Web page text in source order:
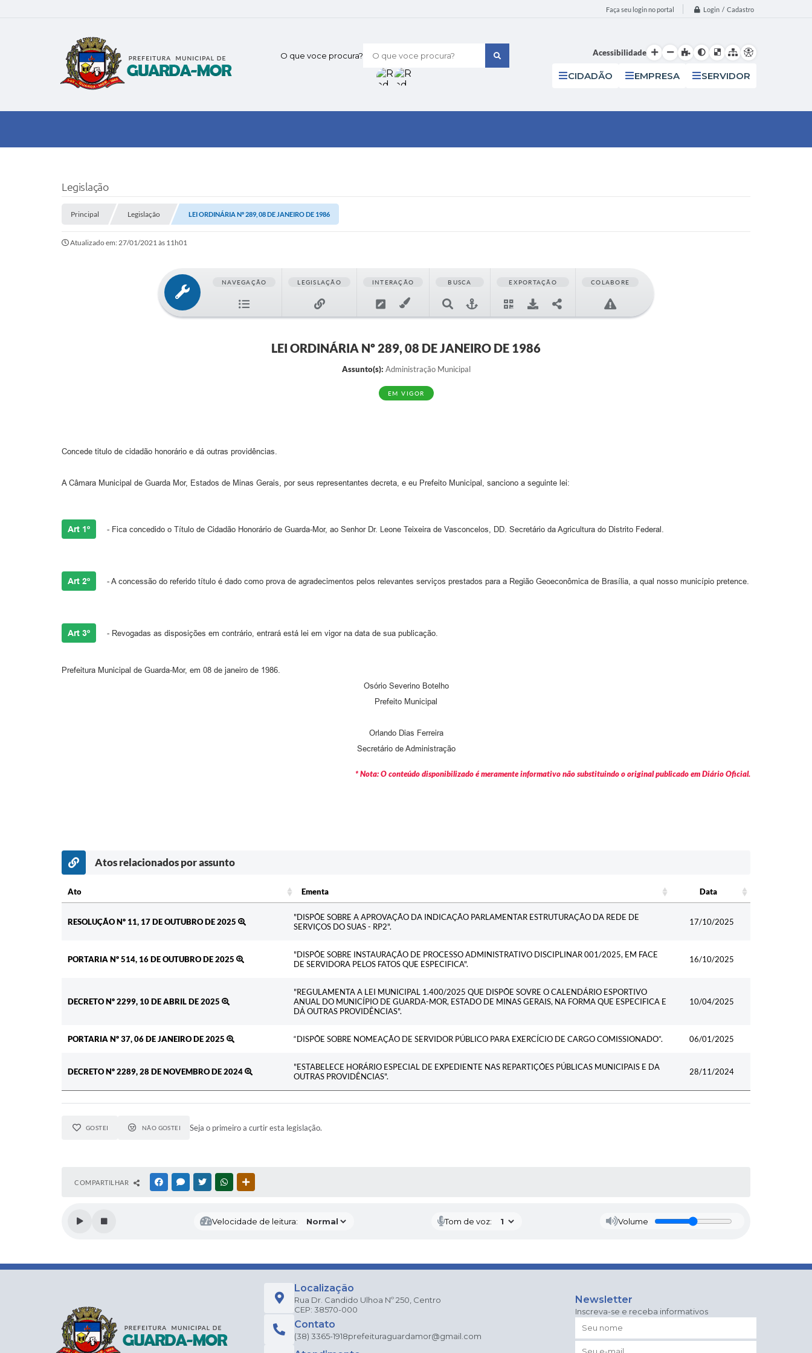
Faça seu login no portal Login / Cadastro
O que voce procura? Acessibilidade
CIDADÃO EMPRESA SERVIDOR
Legislação
Principal Legislação LEI ORDINÁRIA Nº 289, 08 DE JANEIRO DE 1986
Atualizado em: 27/01/2021 às 11h01
NAVEGAÇÃO LEGISLAÇÃO INTERAÇÃO BUSCA EXPORTAÇÃO COLABORE
LEI ORDINÁRIA Nº 289, 08 DE JANEIRO DE 1986
Assunto(s): Administração Municipal
EM VIGOR
Concede titulo de cidadão honorário e dá outras providências.
A Câmara Municipal de Guarda Mor, Estados de Minas Gerais, por seus representantes decreta, e eu Prefeito Municipal, sanciono a seguinte lei:
Art 1º - Fica concedido o Título de Cidadão Honorário de Guarda-Mor, ao Senhor Dr. Leone Teixeira de Vasconcelos, DD. Secretário da Agricultura do Distrito Federal.
Art 2º - A concessão do referido título é dado como prova de agradecimentos pelos relevantes serviços prestados para a Região Geoeconômica de Brasília, a qual nosso município pretence.
Art 3º - Revogadas as disposições em contrário, entrará está lei em vigor na data de sua publicação.
Prefeitura Municipal de Guarda-Mor, em 08 de janeiro de 1986.
Osório Severino Botelho
Prefeito Municipal
Orlando Dias Ferreira
Secretário de Administração
* Nota: O conteúdo disponibilizado é meramente informativo não substituindo o original publicado em Diário Oficial.
Atos relacionados por assunto
Ato Ementa
Data
RESOLUÇÃO Nº 11, 17 DE OUTUBRO DE 2025
"DISPÕE SOBRE A APROVAÇÃO DA INDICAÇÃO PARLAMENTAR ESTRUTURAÇÃO DA REDE DE
SERVIÇOS DO SUAS - RP2".
17/10/2025
PORTARIA Nº 514, 16 DE OUTUBRO DE 2025
"DISPÕE SOBRE INSTAURAÇÃO DE PROCESSO ADMINISTRATIVO DISCIPLINAR 001/2025, EM FACE
DE SERVIDORA PELOS FATOS QUE ESPECIFICA".
16/10/2025
DECRETO Nº 2299, 10 DE ABRIL DE 2025
"REGULAMENTA A LEI MUNICIPAL 1.400/2025 QUE DISPÕE SOVRE O CALENDÁRIO ESPORTIVO
ANUAL DO MUNICÍPIO DE GUARDA-MOR, ESTADO DE MINAS GERAIS, NA FORMA QUE ESPECIFICA E
DÁ OUTRAS PROVIDÊNCIAS".
10/04/2025
PORTARIA Nº 37, 06 DE JANEIRO DE 2025 “DISPÕE SOBRE NOMEAÇÃO DE SERVIDOR PÚBLICO PARA EXERCÍCIO DE CARGO COMISSIONADO”. 06/01/2025
DECRETO Nº 2289, 28 DE NOVEMBRO DE 2024
"ESTABELECE HORÁRIO ESPECIAL DE EXPEDIENTE NAS REPARTIÇÕES PÚBLICAS MUNICIPAIS E DA
OUTRAS PROVIDÊNCIAS".
28/11/2024
GOSTEI NÃO GOSTEI Seja o primeiro a curtir esta legislação.
COMPARTILHAR FACEBOOKMESSENGER
TWITTERWHATSAPP
Velocidade de leitura: Tom de voz: Volume
Localização
Rua Dr. Candido Ulhoa Nº 250, Centro
CEP: 38570-000
Contato
(38) 3365-1918prefeituraguardamor@gmail.com
Newsletter
Inscreva-se e receba informativos